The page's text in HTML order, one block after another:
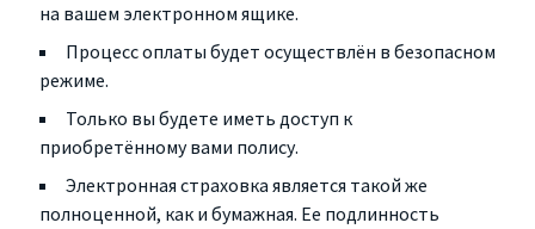
на вашем электронном ящике.
Процесс оплаты будет осуществлён в безопасном
режиме.
Только вы будете иметь доступ к
приобретённому вами полису.
Электронная страховка является такой же
полноценной, как и бумажная. Ее подлинность